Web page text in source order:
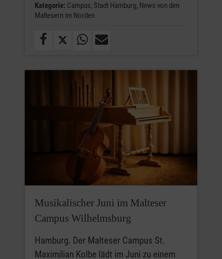
Kategorie: Campus, Stadt Hamburg, News von den
Maltesern im Norden
Musikalischer Juni im Malteser
Campus Wilhelmsburg
Hamburg. Der Malteser Campus St.
Maximilian Kolbe lädt im Juni zu einem